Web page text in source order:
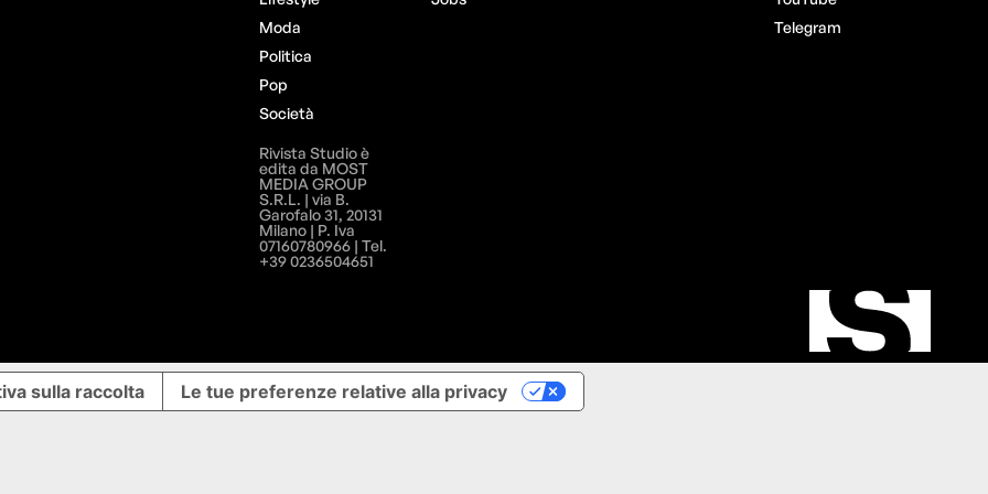
Moda
Politica
Pop
Società
Telegram
Rivista Studio è
edita da MOST
MEDIA GROUP
S.R.L. | via B.
Garofalo 31, 20131
Milano | P. Iva
07160780966 | Tel.
+39 0236504651
sulla raccolta Le tue preferenze relative alla privacy